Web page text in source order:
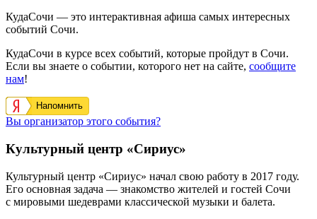
КудаСочи — это интерактивная афиша самых интересных
событий Сочи.
КудаСочи в курсе всех событий, которые пройдут в Сочи.
Если вы знаете о событии, которого нет на сайте, сообщите
нам!
Напомнить
Вы организатор этого события?
Культурный центр «Сириус»
Культурный центр «Сириус» начал свою работу в 2017 году.
Его основная задача — знакомство жителей и гостей Сочи
с мировыми шедеврами классической музыки и балета.